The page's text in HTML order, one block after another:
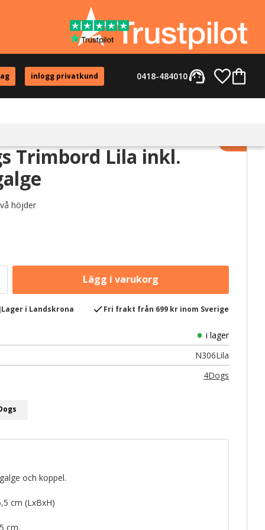
inlogg privatkund support_agent
0418-484010
Trimbord Lila inkl.
höjder
Lägg
Lager i Landskrona checkFri frakt från 699 kr inom Sverige
i lager
N306Lila
4Dogs
och koppel.
cm (LxBxH)
cm.